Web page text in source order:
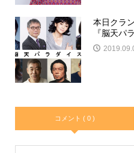
本日クラ
『脳天パ
コメント ( 0 )